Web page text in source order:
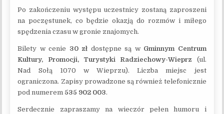
Po zakończeniu występu uczestnicy zostaną zaproszeni
na poczęstunek, co będzie okazją do rozmów i miłego
spędzenia czasu w gronie znajomych.
Bilety w cenie 30 zł dostępne są w Gminnym Centrum
Kultury, Promocji, Turystyki Radziechowy-Wieprz (ul.
Nad Sołą 1070 w Wieprzu). Liczba miejsc jest
ograniczona. Zapisy prowadzone są również telefonicznie
pod numerem 535 902 003.
Serdecznie zapraszamy na wieczór pełen humoru i